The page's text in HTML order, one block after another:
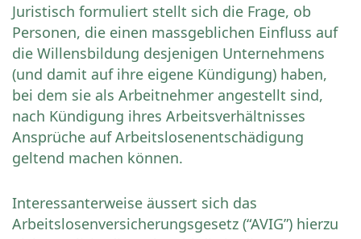
Juristisch formuliert stellt sich die Frage, ob
Personen, die einen massgeblichen Einfluss auf
die Willensbildung desjenigen Unternehmens
(und damit auf ihre eigene Kündigung) haben,
bei dem sie als Arbeitnehmer angestellt sind,
nach Kündigung ihres Arbeitsverhältnisses
Ansprüche auf Arbeitslosenentschädigung
geltend machen können.
Interessanterweise äussert sich das
Arbeitslosenversicherungsgesetz (“AVIG”) hierzu